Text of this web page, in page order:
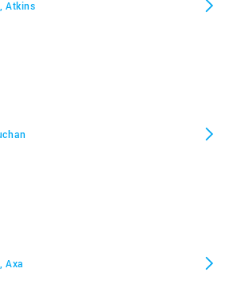
Alnatura
Alnatura
Atkins
Axa